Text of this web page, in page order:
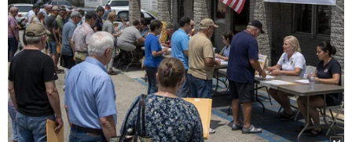
khoán trở thành kênh dẫn vốn trung và dài hạn quan
trọng cho nền kinh tế.